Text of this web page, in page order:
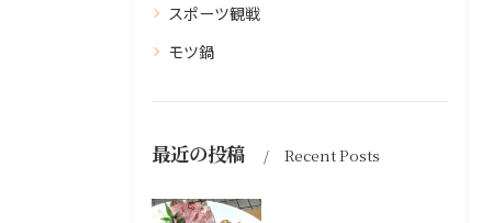
スポーツ観戦
モツ鍋
最近の投稿 Recent Posts